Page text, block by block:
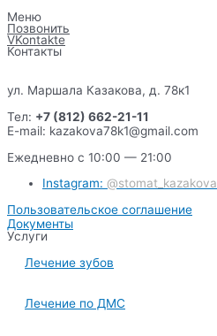
Меню
Позвонить
VKontakte
Контакты
ул. Маршала Казакова, д. 78к1
Тел: +7 (812) 662-21-11
E-mail: kazakova78k1@gmail.com
Ежедневно с 10:00 — 21:00
Instagram: @stomat_kazakova
Пользовательское соглашение
Документы
Услуги
Лечение зубов
Лечение по ДМС